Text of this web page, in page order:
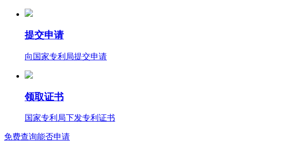
提交申请
向国家专利局提交申请
领取证书
国家专利局下发专利证书
免费查询能否申请